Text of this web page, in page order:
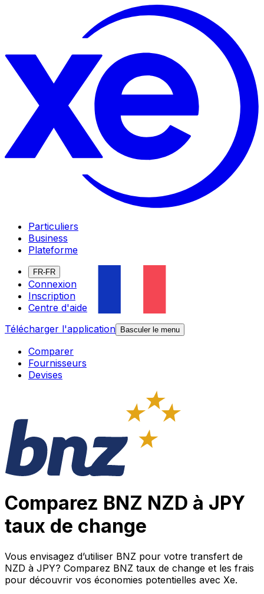
Particuliers
Business
Plateforme
FR-FR
Connexion
Inscription
Centre d'aide
Télécharger l'application
Basculer le menu
Comparer
Fournisseurs
Devises
Comparez BNZ NZD à JPY
taux de change
Vous envisagez d’utiliser BNZ pour votre transfert de
NZD à JPY? Comparez BNZ taux de change et les frais
pour découvrir vos économies potentielles avec Xe.